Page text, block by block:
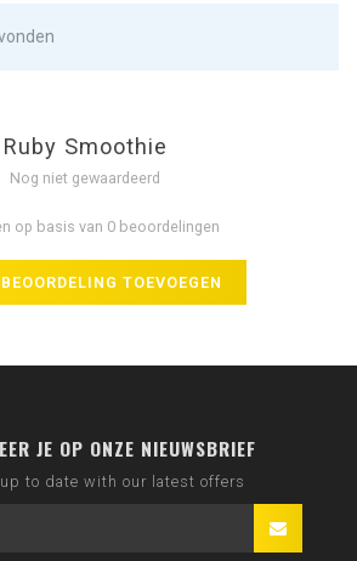
Ruby Smoothie
Nog niet gewaardeerd
op basis van 0 beoordelingen
TOEVOEGEN
JE OP ONZE NIEUWSBRIEF
to date with our latest offers